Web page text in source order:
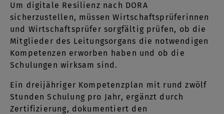
Um digitale Resilienz nach DORA
sicherzustellen, müssen Wirtschaftsprüferinnen
und Wirtschaftsprüfer sorgfältig prüfen, ob die
Mitglieder des Leitungsorgans die notwendigen
Kompetenzen erworben haben und ob die
Schulungen wirksam sind.
Ein dreijähriger Kompetenzplan mit rund zwölf
Stunden Schulung pro Jahr, ergänzt durch
Zertifizierung, dokumentiert den